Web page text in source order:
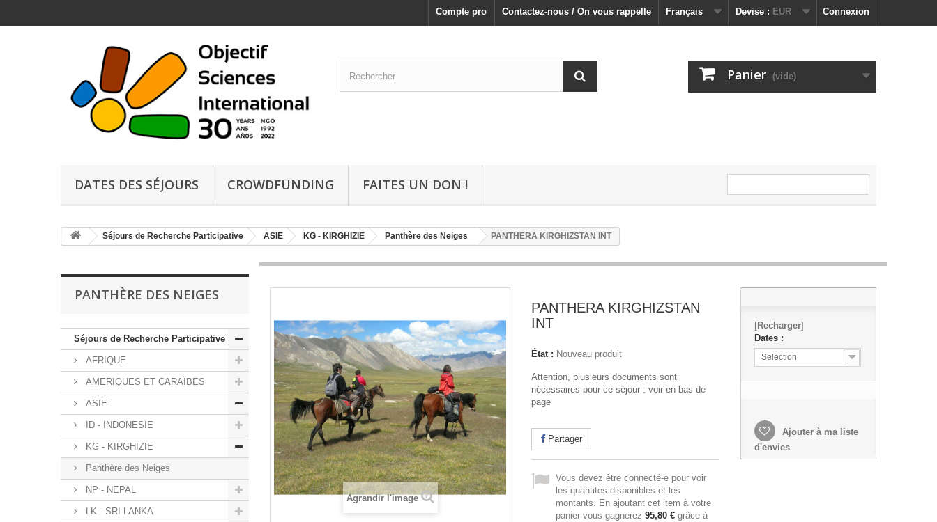
Connexion
Devise : EUR
Français
Contactez-nous / On vous rappelle
Compte pro
Panier (vide)
DATES DES SÉJOURS CROWDFUNDING FAITES UN DON !
Séjours de Recherche Participative ASIE KG - KIRGHIZIE Panthère des Neiges PANTHERA KIRGHIZSTAN INT
PANTHÈRE DES NEIGES
Séjours de Recherche Participative
AFRIQUE
AMERIQUES ET CARAÏBES
ASIE
ID - INDONESIE
KG - KIRGHIZIE
Panthère des Neiges
NP - NEPAL
LK - SRI LANKA
Agrandir l'image
PANTHERA KIRGHIZSTAN
INT
État : Nouveau produit
Attention, plusieurs documents sont
nécessaires pour ce séjour : voir en bas de
page
Partager
Vous devez être connecté-e pour voir
les quantités disponibles et les
montants. En ajoutant cet item à votre
panier vous gagnerez 95,80 € grâce à
[Recharger]
Dates :
Selection
Ajouter à ma liste
d'envies